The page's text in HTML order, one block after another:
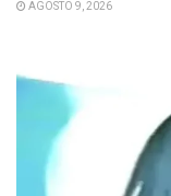
AGOSTO 9, 2026